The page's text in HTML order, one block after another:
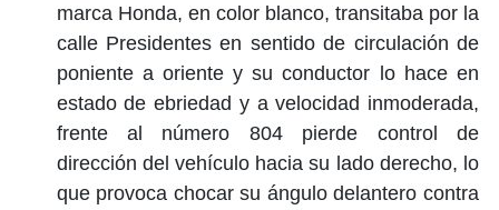
marca Honda, en color blanco, transitaba por la
calle Presidentes en sentido de circulación de
poniente a oriente y su conductor lo hace en
estado de ebriedad y a velocidad inmoderada,
frente al número 804 pierde control de
dirección del vehículo hacia su lado derecho, lo
que provoca chocar su ángulo delantero contra